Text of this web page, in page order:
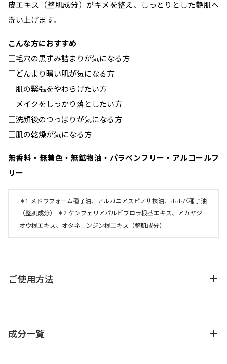
メイク・ボディ・ヘアケア
キャンペーン情報
アウトレット商品
定期便
皮エキス（整肌成分）がキメを整え、しっとりとした艶肌へ
洗い上げます。
こんな方におすすめ
□毛穴の黒ずみ詰まりが気になる方
□どんより暗い肌が気になる方
□肌の緊張をやわらげたい方
□メイクをしっかり落としたい方
□洗顔後のつっぱりが気になる方
□肌の乾燥が気になる方
無香料・無着色・無鉱物油・パラベンフリー・アルコールフ
リー
＊1 メドウフォーム種子油、アルガニアスピノサ核油、ホホバ種子油
（整肌成分） ＊2 ケンフェリアパルビフロラ根茎エキス、アカヤジ
オウ根エキス、オタネニンジン根エキス（整肌成分）
ご使用方法
成分一覧